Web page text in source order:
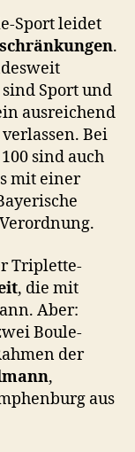
Sport leidet
.
Sport und
ausreichend
Bei
sind auch
mit einer
Triplette-
, die mit
Aber:
Boule-
der
,
aus